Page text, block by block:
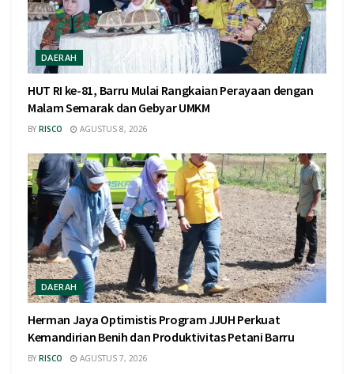
DAERAH
HUT RI ke-81, Barru Mulai Rangkaian Perayaan dengan
Malam Semarak dan Gebyar UMKM
BY RISCO AGUSTUS 8, 2026
DAERAH
Herman Jaya Optimistis Program JJUH Perkuat
Kemandirian Benih dan Produktivitas Petani Barru
BY RISCO AGUSTUS 7, 2026